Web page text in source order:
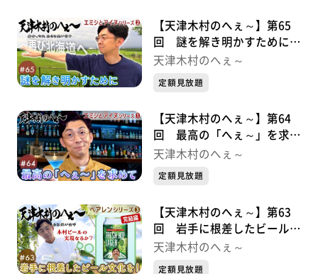
【天津木村のへぇ～】第65
回 謎を解き明かすために
エミシとアイヌシリーズ②
天津木村のへぇ～
定額見放題
【天津木村のへぇ～】第64
回 最高の「へぇ～」を求め
て エミシとアイヌシリーズ➀
天津木村のへぇ～
定額見放題
【天津木村のへぇ～】第63
回 岩手に根差したビール文
化を！ べアレンシリーズ③
天津木村のへぇ～
定額見放題